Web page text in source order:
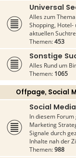
Universal
Alles zum
Shopping, Hotel-
aktuellen
Themen:453
Sonstige
Alles Rund um
Themen: 1065
Offpage, Social
Social
In diesem
Marketing
Signale durch
Inhalte nah der
Themen:988